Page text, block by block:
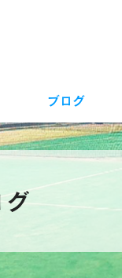
ブログ
イベント
つぶやき
お知らせ
レッスンお休みの連絡
アクシズカップ
グ